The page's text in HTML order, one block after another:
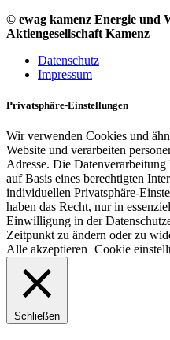
© ewag kamenz Energie und
Aktiengesellschaft Kamenz
Datenschutz
Impressum
Privatsphäre-Einstellungen
Wir verwenden Cookies und
Website und verarbeiten
Adresse. Die
auf Basis eines berechtigten
individuellen Privatsphäre-
haben das Recht, nur in
Einwilligung in der
Zeitpunkt zu ändern oder zu
Alle akzeptieren Cookie
Schließen